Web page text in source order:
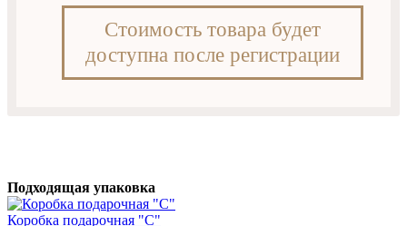
Стоимость товара будет
доступна после регистрации
Подходящая упаковка
Коробка подарочная "С"